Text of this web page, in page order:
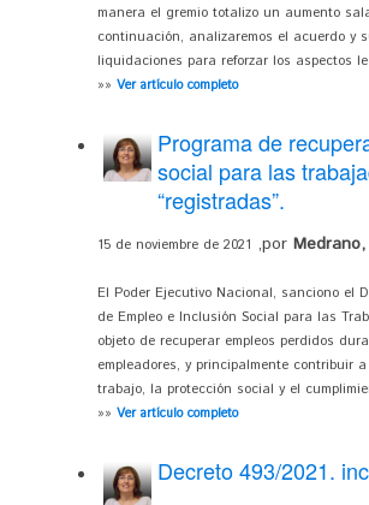
manera el gremio totalizo un aumento
continuación, analizaremos el acuerdo y
liquidaciones para reforzar los aspectos
»» Ver artículo completo
Programa de
social para las
“registradas”.
15 de noviembre de 2021 ,por
El Poder Ejecutivo Nacional, sanciono el
de Empleo e Inclusión Social para las
objeto de recuperar empleos perdidos
empleadores, y principalmente contribuir
trabajo, la protección social y el
»» Ver artículo completo
Decreto 493/2021.